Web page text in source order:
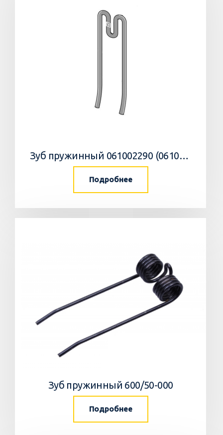
Зуб пружинный 061002290 (061019490) Gregoire Besson
Подробнее
Зуб пружинный 600/50-000
Подробнее